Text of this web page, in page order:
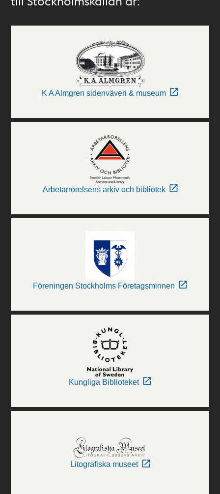
K A Almgren sidenväveri & museum
Arbetarrörelsens arkiv och bibliotek
Föreningen Stockholms Företagsminnen
Kungliga Biblioteket
Litografiska museet